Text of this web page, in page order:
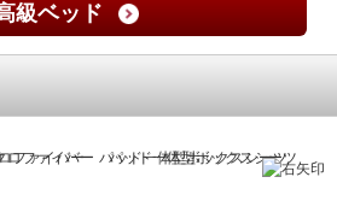
級ベッド
ファイバー パッド一体型ボックスシーツ